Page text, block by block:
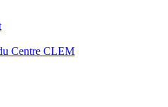
Centre CLEM